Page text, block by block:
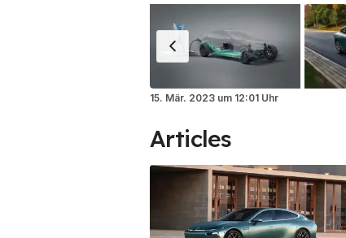
15. Mär. 2023 um 12:01 Uhr
Articles